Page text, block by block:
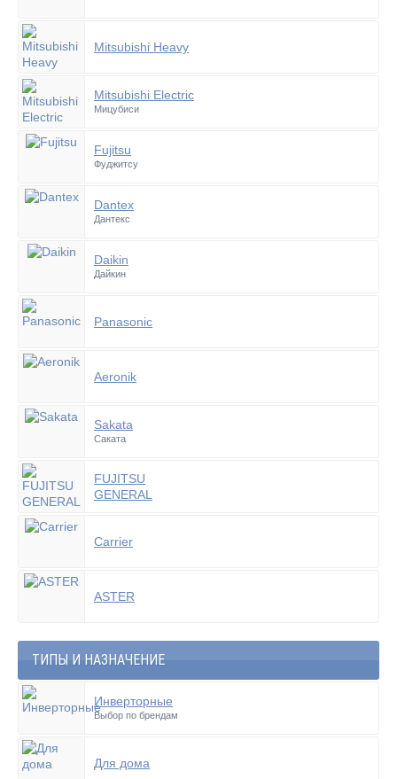
Mitsubishi Heavy
Mitsubishi Electric
Мицубиси
Fujitsu
Фуджитсу
Dantex
Дантекс
Daikin
Дайкин
Panasonic
Aeronik
Sakata
Саката
FUJITSU
GENERAL
Carrier
ASTER
ТИПЫ И НАЗНАЧЕНИЕ
Инверторные
Выбор по брендам
Для дома